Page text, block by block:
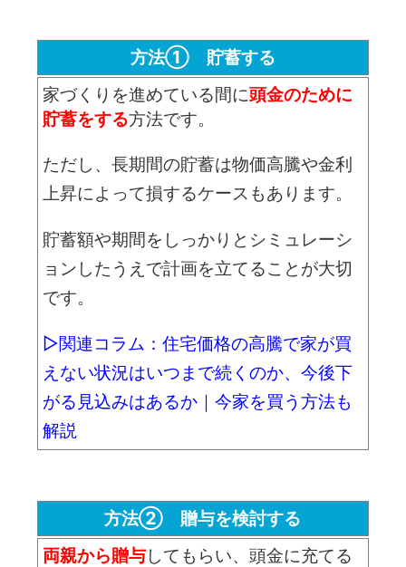
方法① 貯蓄する
家づくりを進めている間に頭金のために
貯蓄をする方法です。
ただし、長期間の貯蓄は物価高騰や金利
上昇によって損するケースもあります。
貯蓄額や期間をしっかりとシミュレーシ
ョンしたうえで計画を立てることが大切
です。
▷関連コラム：住宅価格の高騰で家が買
えない状況はいつまで続くのか、今後下
がる見込みはあるか｜今家を買う方法も
解説
方法② 贈与を検討する
両親から贈与してもらい、頭金に充てる